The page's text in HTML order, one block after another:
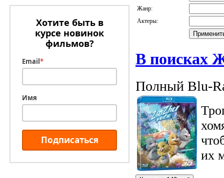
Хотите быть в
курсе новинок
фильмов?
Email*
Имя
Подписаться
Жанр:
Актеры:
В поисках
Полный Blu-
их